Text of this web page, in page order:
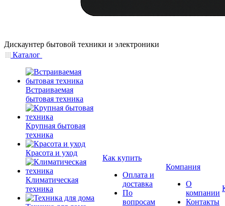
Дискаунтер бытовой техники и электроники
Каталог
Встраиваемая
бытовая техника
Крупная бытовая
техника
Красота и уход
Климатическая
техника
Как купить
Оплата и
доставка
По
вопросам
Компания
О
компании
Контакты